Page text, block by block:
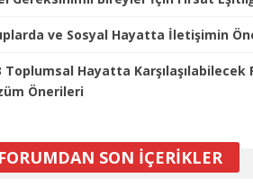
ve Sosyal Hayatta İletişimin
Toplumsal Hayatta Karşılaşılabilecek
Önerileri
FORUMDAN SON İÇERİKLER